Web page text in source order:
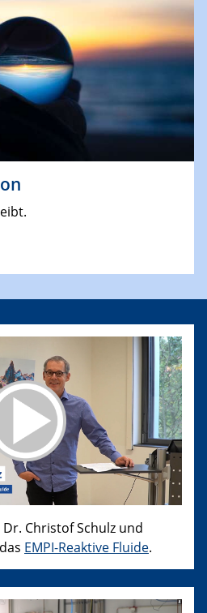
Christof Schulz und
EMPI-Reaktive Fluide.